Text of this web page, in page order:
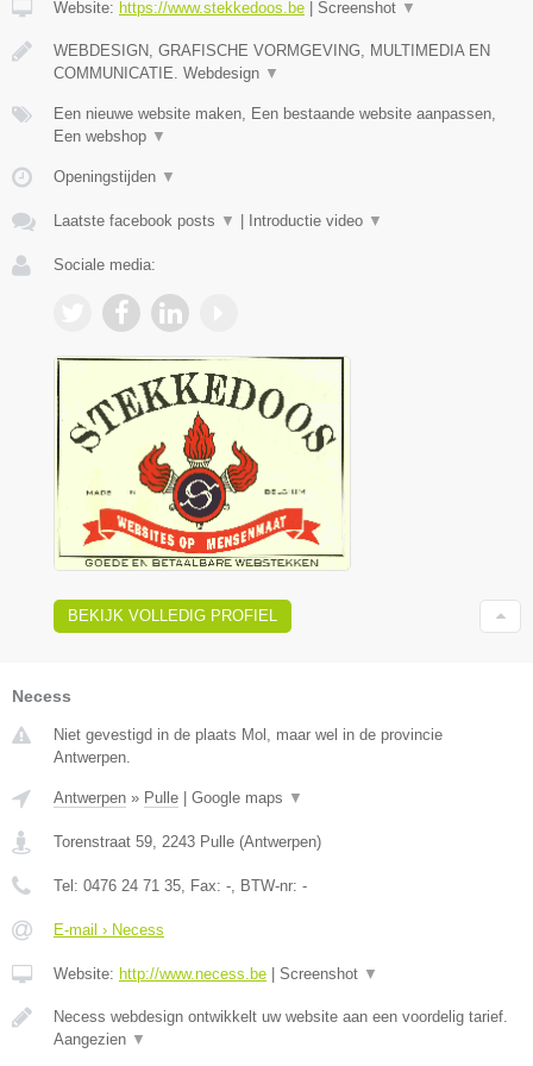
Website: https://www.stekkedoos.be Screenshot ▼
WEBDESIGN, GRAFISCHE VORMGEVING, MULTIMEDIA EN
COMMUNICATIE. Webdesign ▼
Een nieuwe website maken, Een bestaande website aanpassen,
Een webshop ▼
Openingstijden ▼
Laatste facebook posts ▼ Introductie video ▼
Sociale media:
BEKIJK VOLLEDIG PROFIEL
Necess
Niet gevestigd in de plaats Mol, maar wel in de provincie
Antwerpen.
Antwerpen » Pulle | Google maps ▼
Torenstraat 59 2243 Pulle (Antwerpen)
Tel: 0476 24 71 35 , Fax: - , BTW-nr: -
E-mail › Necess
Website: http://www.necess.be | Screenshot ▼
Necess webdesign ontwikkelt uw website aan een voordelig tarief.
Aangezien ▼